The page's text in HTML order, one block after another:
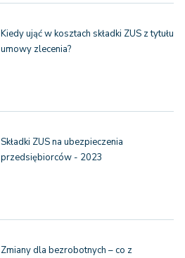
Kiedy ująć w kosztach składki ZUS z tytułu
umowy zlecenia?
Składki ZUS na ubezpieczenia
przedsiębiorców - 2023
Zmiany dla bezrobotnych – co z